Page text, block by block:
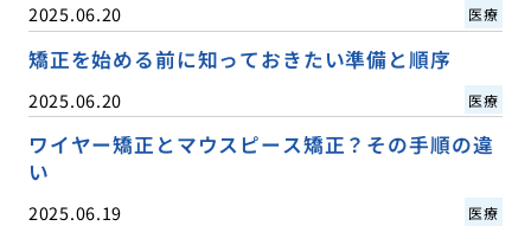
2025.06.20 医療
矯正を始める前に知っておきたい準備と順序
2025.06.20 医療
ワイヤー矯正とマウスピース矯正？その手順の違
い
2025.06.19 医療